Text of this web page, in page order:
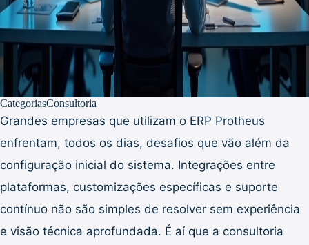
CategoriasConsultoria
Grandes empresas que utilizam o ERP Protheus
enfrentam, todos os dias, desafios que vão além da
configuração inicial do sistema. Integrações entre
plataformas, customizações específicas e suporte
contínuo não são simples de resolver sem experiência
e visão técnica aprofundada. É aí que a consultoria